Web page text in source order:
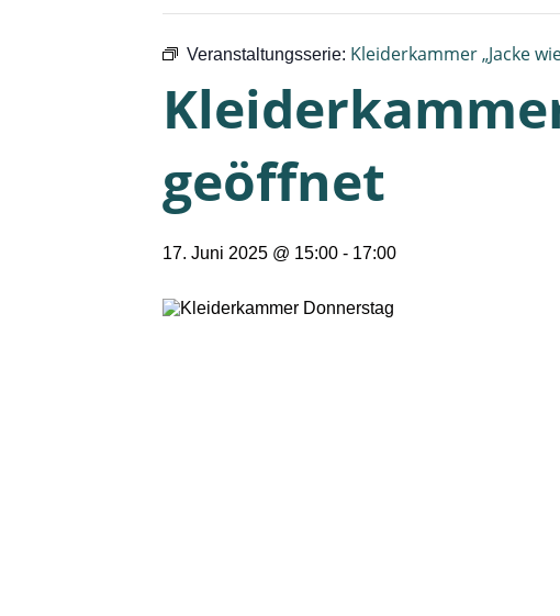
Veranstaltungsserie: Kleiderkammer „Jacke
geöffnet
17. Juni 2025 @ 15:00 - 17:00